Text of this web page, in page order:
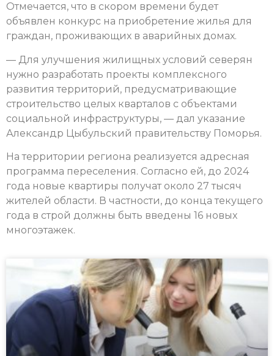
Отмечается, что в скором времени будет
объявлен конкурс на приобретение жилья для
граждан, проживающих в аварийных домах.
— Для улучшения жилищных условий северян
нужно разработать проекты комплексного
развития территорий, предусматривающие
строительство целых кварталов с объектами
социальной инфраструктуры, — дал указание
Александр Цыбульский правительству Поморья.
На территории региона реализуется адресная
программа переселения. Согласно ей, до 2024
года новые квартиры получат около 27 тысяч
жителей области. В частности, до конца текущего
года в строй должны быть введены 16 новых
многоэтажек.